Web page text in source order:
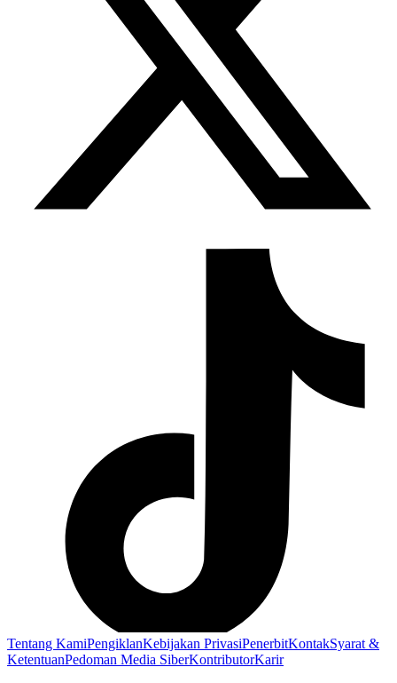
Tentang KamiPengiklanKebijakan PrivasiPenerbitKontakSyarat &
KetentuanPedoman Media SiberKontributorKarir